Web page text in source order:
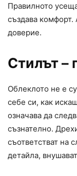
Правилното
създава
доверие.
Стилът –
Облеклото не е
себе си, как
означава да
съзнателно.
съответстват на
детайла,